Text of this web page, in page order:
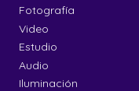
Fotografía
Video
Estudio
Audio
Iluminación